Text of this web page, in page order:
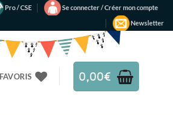
Pro / CSE
Se connecter / Créer mon compte
Newsletter
FAVORIS 0,00€